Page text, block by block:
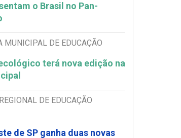
o Brasil no Pan-
MUNICIPAL DE EDUCAÇÃO
terá nova edição na
DE EDUCAÇÃO
de SP ganha duas novas